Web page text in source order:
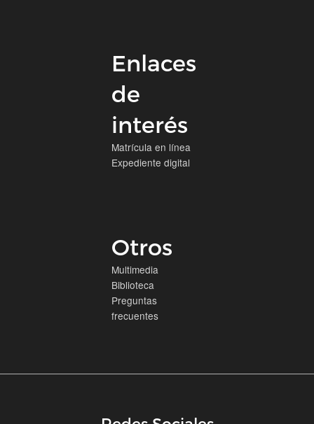
Enlaces
de
interés
Matrícula en línea
Expediente digital
Otros
Multimedia
Biblioteca
Preguntas
frecuentes